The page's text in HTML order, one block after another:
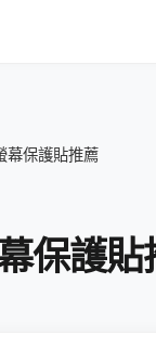
幕保護貼推薦
保護貼